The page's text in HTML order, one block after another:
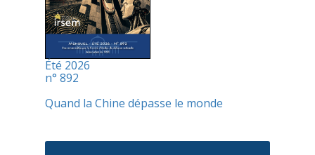
Été 2026
n° 892
Quand la Chine dépasse le monde